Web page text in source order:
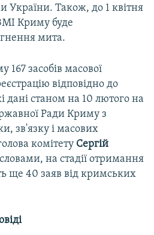
Також, до 1 квітня
Криму буде
мита.
засобів масової
відповідно до
дані станом на 10 лютого на
Ради Криму з
зв'язку і масових
комітету Сергій
на стадії отримання
ще 40 заяв від кримських